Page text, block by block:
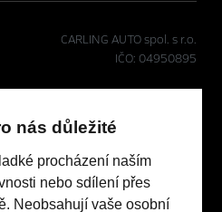
CARLING AUTO spol. s r.o.
IČO: 04950895
lead management GROWITO
nás důležité
procházení naším
nebo sdílení přes
Neobsahují vaše osobní